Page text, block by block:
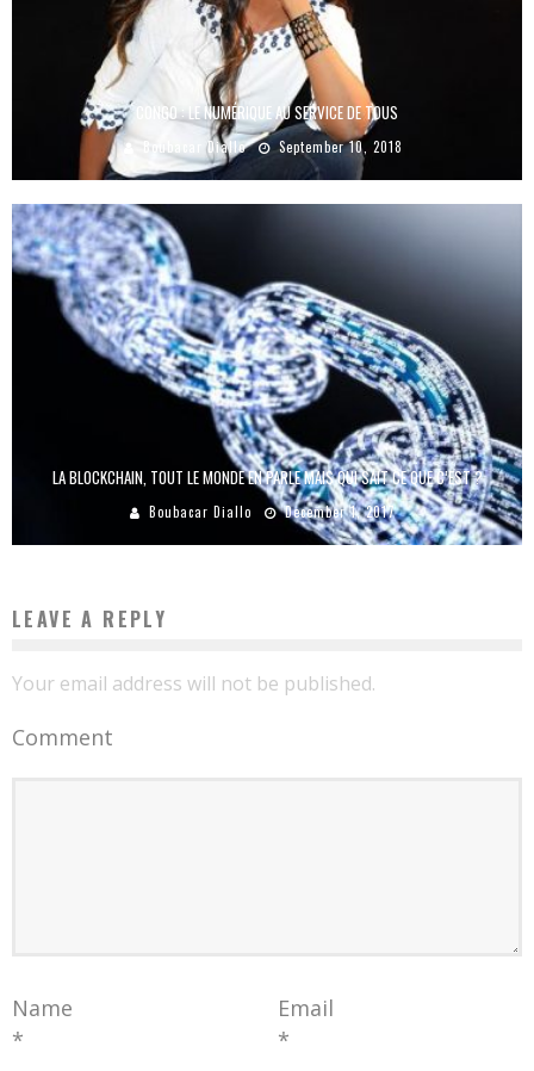
CONGO : LE NUMÉRIQUE AU SERVICE DE TOUS
Boubacar Diallo September 10, 2018
LA BLOCKCHAIN, TOUT LE MONDE EN PARLE MAIS QUI SAIT CE QUE C’EST ?
Boubacar Diallo December 1, 2017
LEAVE A REPLY
Your email address will not be published.
Comment
Name
*
Email
*